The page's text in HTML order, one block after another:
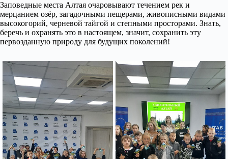
Заповедные места Алтая очаровывают течением рек и
мерцанием озёр, загадочными пещерами, живописными видами
высокогорий, черневой тайгой и степными просторами. Знать,
беречь и охранять это в настоящем, значит, сохранить эту
первозданную природу для будущих поколений!